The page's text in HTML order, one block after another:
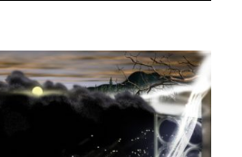
PLAYER (REMIXES)